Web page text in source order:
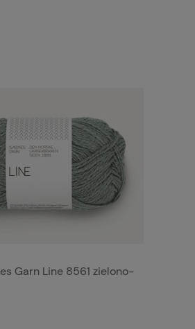
Garn Line 8561 zielono-